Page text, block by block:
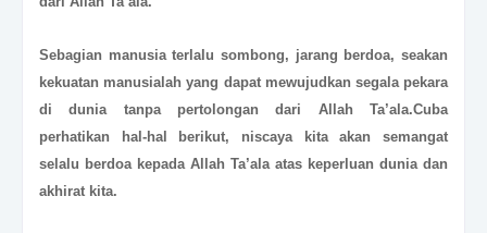
Sebagian manusia terlalu sombong, jarang berdoa, seakan
kekuatan manusialah yang dapat mewujudkan segala pekara
di dunia tanpa pertolongan dari Allah Ta’ala.Cuba
perhatikan hal-hal berikut, niscaya kita akan semangat
selalu berdoa kepada Allah Ta’ala atas keperluan dunia dan
akhirat kita.